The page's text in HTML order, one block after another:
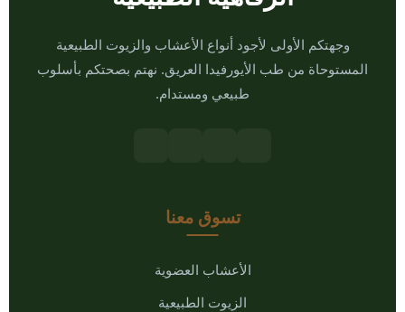
وجهتكم الأولى لأجود أنواع الأعشاب والزيوت الطبيعية
المستوحاة من طب الأيورفيدا العريق. نهتم بصحتكم بأسلوب
طبيعي ومستدام.
تسوق معنا
الأعشاب العضوية
الزيوت الطبيعية